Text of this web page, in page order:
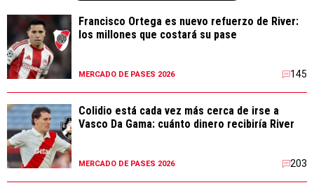
Francisco Ortega es nuevo refuerzo de River:
los millones que costará su pase
MERCADO DE PASES 2026 145
Colidio está cada vez más cerca de irse a
Vasco Da Gama: cuánto dinero recibiría River
MERCADO DE PASES 2026 203